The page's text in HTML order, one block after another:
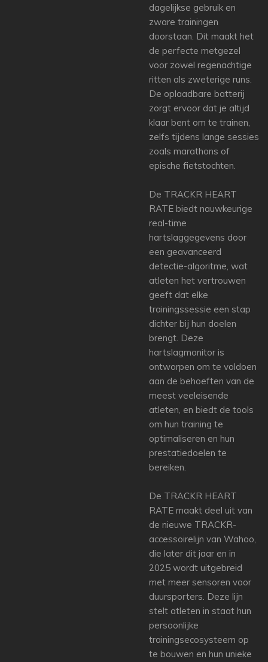
dagelijkse gebruik en
zware trainingen
doorstaan. Dit maakt het
de perfecte metgezel
voor zowel regenachtige
ritten als zweterige runs.
De oplaadbare batterij
zorgt ervoor dat je altijd
klaar bent om te trainen,
zelfs tijdens lange sessies
zoals marathons of
epische fietstochten.
De TRACKR HEART
RATE biedt nauwkeurige
real-time
hartslaggegevens door
een geavanceerd
detectie-algoritme, wat
atleten het vertrouwen
geeft dat elke
trainingssessie een stap
dichter bij hun doelen
brengt. Deze
hartslagmonitor is
ontworpen om te voldoen
aan de behoeften van de
meest veeleisende
atleten, en biedt de tools
om hun training te
optimaliseren en hun
prestatiedoelen te
bereiken.
De TRACKR HEART
RATE maakt deel uit van
de nieuwe TRACKR-
accessoirelijn van Wahoo,
die later dit jaar en in
2025 wordt uitgebreid
met meer sensoren voor
duursporters. Deze lijn
stelt atleten in staat hun
persoonlijke
trainingsecosysteem op
te bouwen en hun unieke